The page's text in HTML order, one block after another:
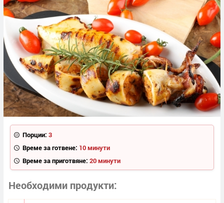
Порции: 3
Време за готвене: 10 минути
Време за приготвяне: 20 минути
Необходими продукти